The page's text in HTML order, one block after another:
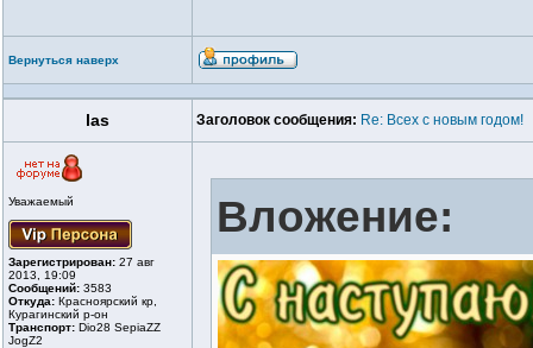
Вернуться наверх
las Заголовок сообщения: Re: Всех с новым годом!
Уважаемый
Зарегистрирован: 27 авг
2013, 19:09
Сообщений: 3583
Откуда: Красноярский кр,
Курагинский р-он
Транспорт: Dio28 SepiaZZ
JogZ2
Вложение: